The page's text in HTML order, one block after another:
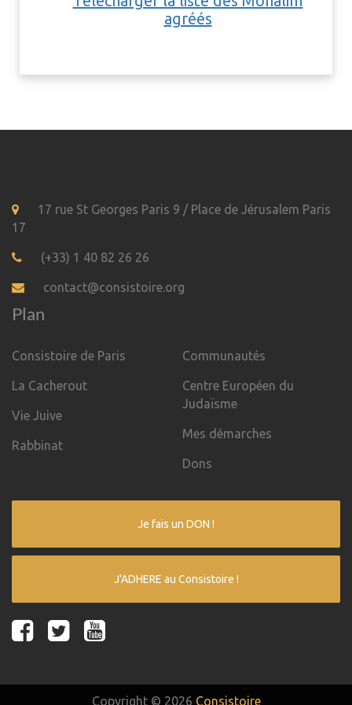
agréés
17 rue St Georges Paris 9 / Place de Jérusalem Paris
17
(+33) 1 40 82 26 26
contact@consistoire.org
Plan
Consistoire de Paris
La Cacherout
Vie Juive
Rabbinat
Communautés
Centre Européen du
Judaïsme
Mes démarches
Dons
Je fais un DON !
J'ADHERE au Consistoire !
Copyright © 2026 Consistoire